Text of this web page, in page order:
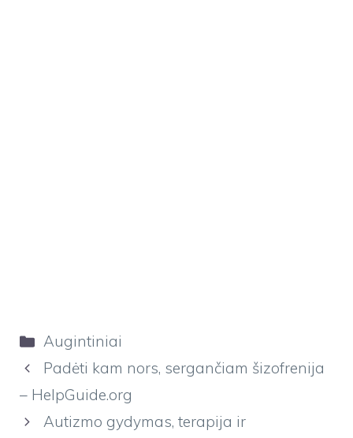
Kategorijos
Augintiniai
Padėti kam nors, sergančiam šizofrenija
– HelpGuide.org
Autizmo gydymas, terapija ir